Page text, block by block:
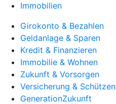
Immobilien
Girokonto & Bezahlen
Geldanlage & Sparen
Kredit & Finanzieren
Immobilie & Wohnen
Zukunft & Vorsorgen
Versicherung & Schützen
GenerationZukunft